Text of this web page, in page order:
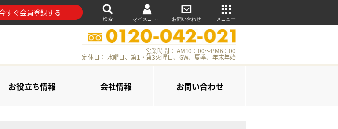
すぐ会員登録する
検索 マイメニュー お問い合わせ メニュー
営業時間： AM10：00～PM6：00
定休日： 水曜日、第1・第3火曜日、GW、夏季、年末年始
お役立ち情報 会社情報 お問い合わせ